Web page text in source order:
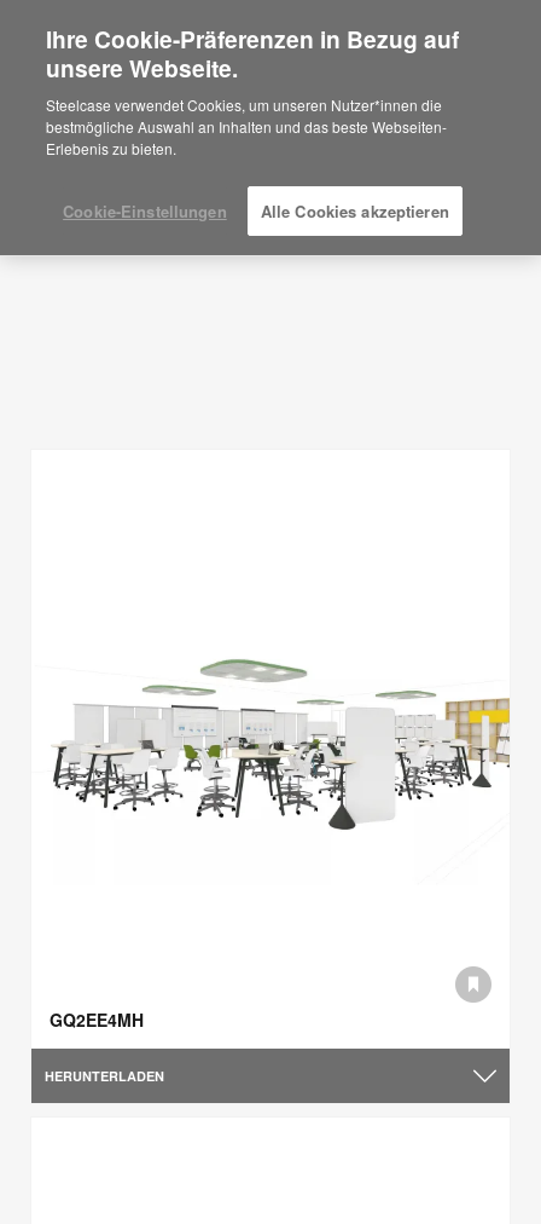
Are you in United States?
Would you like to see Products we sell in
your region?
Americas
Español
Planungsideen
GQ2EE4MH
HERUNTERLADEN
Ihre Cookie-Präferenzen in Bezug auf
unsere Webseite.
Steelcase verwendet Cookies, um unseren Nutzer*innen die
bestmögliche Auswahl an Inhalten und das beste Webseiten-
Erlebenis zu bieten.
Cookie-Einstellungen Alle Cookies akzeptieren